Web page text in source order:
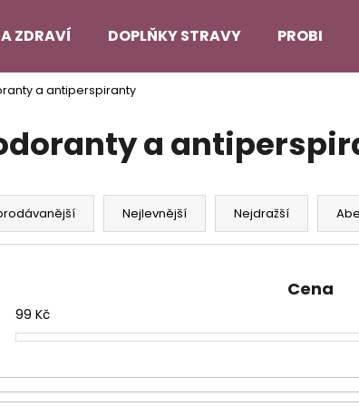
ZDRAVÍ DOPLŇKY STRAVY
a antiperspiranty
a
Nejlevnější Nejdražší
Cena
99 Kč
najít?
HLEDAT
Doporučujeme